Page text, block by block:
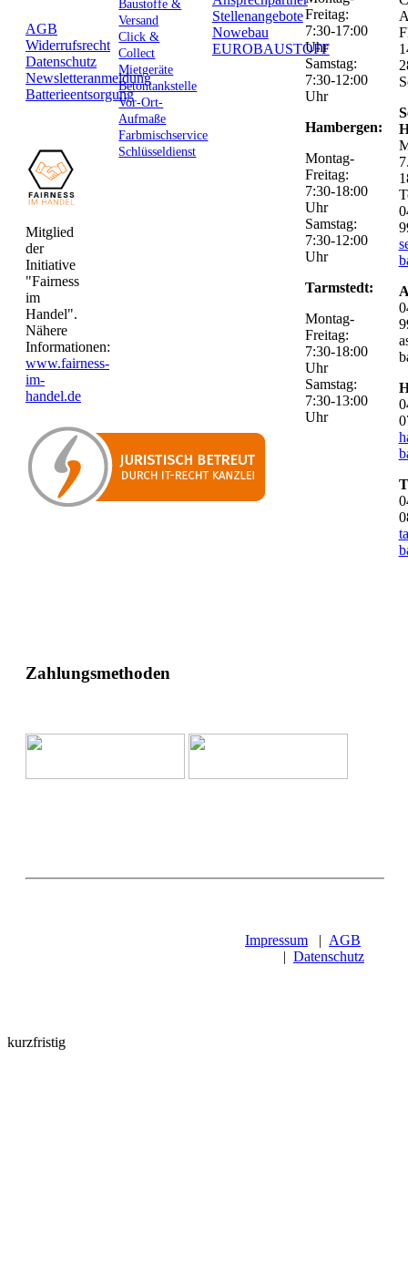
AGB
Widerrufsrecht
Datenschutz
Newsletteranmeldung
Batterieentsorgung
Mitglied
der
Initiative
"Fairness
im
Handel".
Nähere
Informationen:
www.fairness-
im-
handel.de
Baustoffe &
Versand
Click &
Collect
Mietgeräte
Betontankstelle
Vor-Ort-
Aufmaße
Farbmischservice
Schlüsseldienst
Stellenangebote
Nowebau
EUROBAUSTOFF
Freitag:
7:30-17:00
Uhr
Samstag:
7:30-12:00
Uhr
Hambergen:
Montag-
Freitag:
7:30-18:00
Uhr
Samstag:
7:30-12:00
Uhr
Tarmstedt:
Montag-
Freitag:
7:30-18:00
Uhr
Samstag:
7:30-13:00
Uhr
Zahlungsmethoden
Impressum | AGB
| Datenschutz
kurzfristig